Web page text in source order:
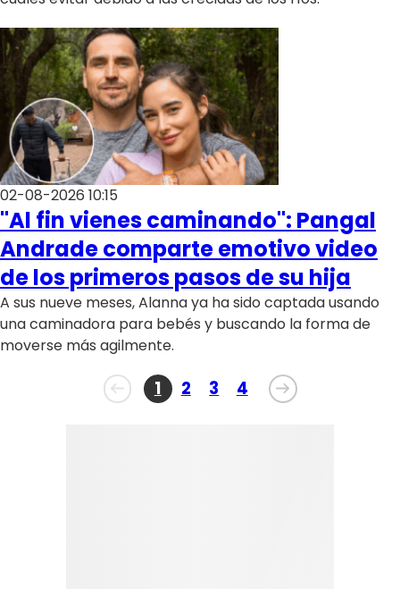
02-08-2026 10:15
"Al fin vienes caminando": Pangal
Andrade comparte emotivo video
de los primeros pasos de su hija
A sus nueve meses, Alanna ya ha sido captada usando
una caminadora para bebés y buscando la forma de
moverse más agilmente.